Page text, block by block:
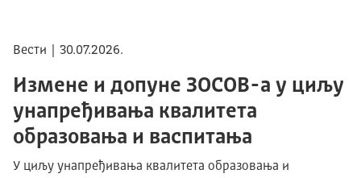
Вести | 30.07.2026.
Измене и допуне ЗОСОВ-а у циљу
унапређивања квалитета
образовања и васпитања
У циљу унапређивања квалитета образовања и